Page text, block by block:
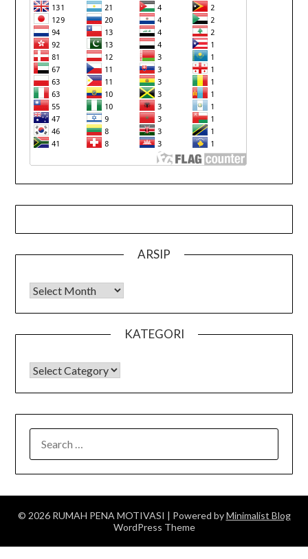
ARSIP
Arsip
KATEGORI
KATEGORI
FOR:
© 2026 RUMAH PENA MOTIVASI | Powered byMinimalist Blog
WordPress Theme